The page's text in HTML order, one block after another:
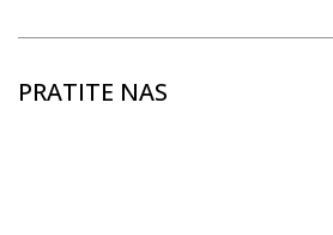
PRATITE NAS